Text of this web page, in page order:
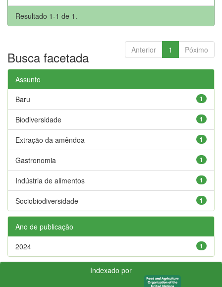
Resultado 1-1 de 1.
Anterior 1 Póximo
Busca facetada
Assunto
1
Baru
1
Biodiversidade
1
Extração da amêndoa
1
Gastronomia
1
Indústria de alimentos
1
Sociobiodiversidade
Ano de publicação
1
2024
Indexado por